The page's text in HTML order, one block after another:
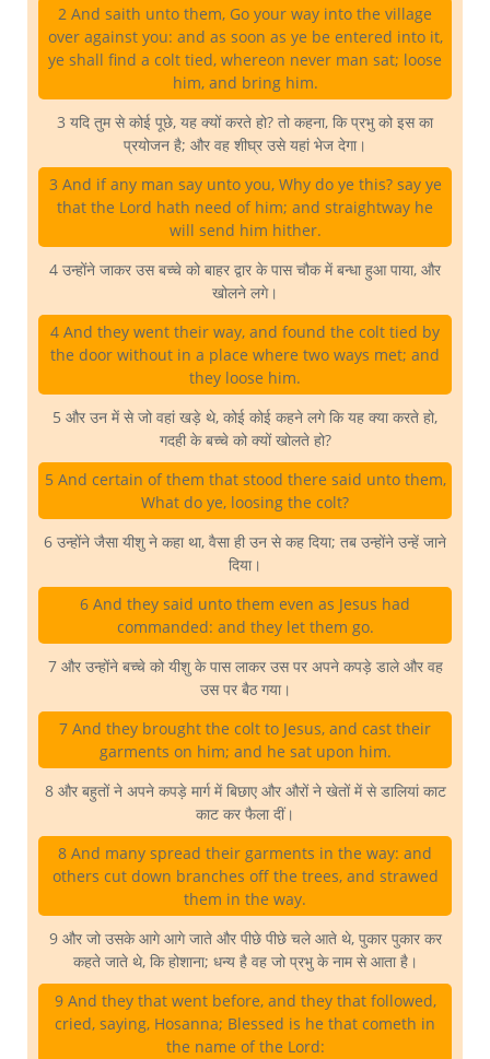
2 And saith unto them, Go your way into the village
over against you: and as soon as ye be entered into it,
ye shall find a colt tied, whereon never man sat; loose
him, and bring him.
3 यदि तुम से कोई पूछे, यह क्यों करते हो? तो कहना, कि प्रभु को इस का
प्रयोजन है; और वह शीघ्र उसे यहां भेज देगा।
3 And if any man say unto you, Why do ye this? say ye
that the Lord hath need of him; and straightway he
will send him hither.
4 उन्होंने जाकर उस बच्चे को बाहर द्वार के पास चौक में बन्धा हुआ पाया, और
खोलने लगे।
4 And they went their way, and found the colt tied by
the door without in a place where two ways met; and
they loose him.
5 और उन में से जो वहां खड़े थे, कोई कोई कहने लगे कि यह क्या करते हो,
गदही के बच्चे को क्यों खोलते हो?
5 And certain of them that stood there said unto them,
What do ye, loosing the colt?
6 उन्होंने जैसा यीशु ने कहा था, वैसा ही उन से कह दिया; तब उन्होंने उन्हें जाने
दिया।
6 And they said unto them even as Jesus had
commanded: and they let them go.
7 और उन्होंने बच्चे को यीशु के पास लाकर उस पर अपने कपड़े डाले और वह
उस पर बैठ गया।
7 And they brought the colt to Jesus, and cast their
garments on him; and he sat upon him.
8 और बहुतों ने अपने कपड़े मार्ग में बिछाए और औरों ने खेतों में से डालियां काट
काट कर फैला दीं।
8 And many spread their garments in the way: and
others cut down branches off the trees, and strawed
them in the way.
9 और जो उसके आगे आगे जाते और पीछे पीछे चले आते थे, पुकार पुकार कर
कहते जाते थे, कि होशाना; धन्य है वह जो प्रभु के नाम से आता है।
9 And they that went before, and they that followed,
cried, saying, Hosanna; Blessed is he that cometh in
the name of the Lord: